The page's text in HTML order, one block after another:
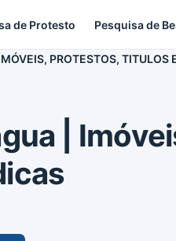
de Protesto Pesquisa de
PROTESTOS, TITULOS
|